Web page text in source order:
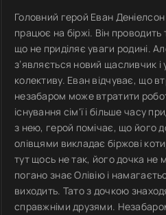
Головний герой Еван
працює на біржі. Він проводить
що не приділяє уваги родині.
з’являється новий щасливчик
колективу. Еван відчуває, що
незабаром може втратити
існування сім'ї і більше часу
з нею, герой помічає, що його
олівцями викладає біржові
тут щось не так, його дочка не
погано знає Олівію і
виходить. Тато з дочкою
справжніми друзями.